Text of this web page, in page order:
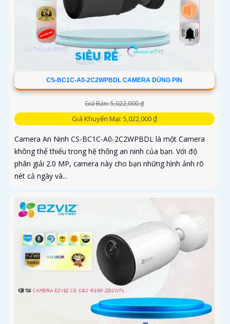
CS-BC1C-A0-2C2WPBDL CAMERA DÙNG PIN
Giá Bán: 5,022,000 ₫
Giá Khuyến Mại: 5,022,000 ₫
Camera An Ninh CS-BC1C-A0-2C2WPBDL là một Camera
không thể thiếu trong hệ thống an ninh của bạn. Với độ
phân giải 2.0 MP, camera này cho bạn những hình ảnh rõ
nét cả ngày và...